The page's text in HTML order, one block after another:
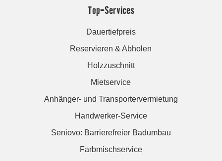
Top-Services
Dauertiefpreis
Reservieren & Abholen
Holzzuschnitt
Mietservice
Anhänger- und Transportervermietung
Handwerker-Service
Seniovo: Barrierefreier Badumbau
Farbmischservice